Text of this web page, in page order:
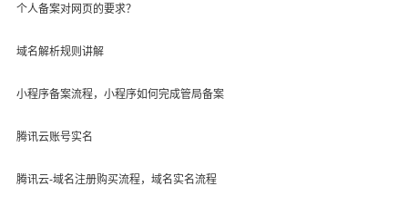
个人备案对网页的要求？
域名解析规则讲解
小程序备案流程，小程序如何完成管局备案
腾讯云账号实名
腾讯云-域名注册购买流程，域名实名流程